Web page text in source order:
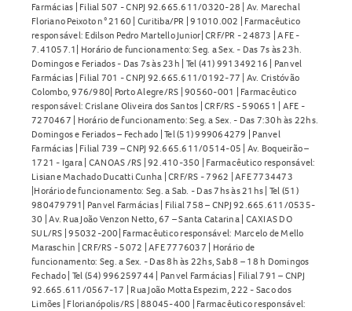
Farmácias | Filial 507 - CNPJ 92.665.611/0320-28 | Av. Marechal
Floriano Peixoto n° 2160 | Curitiba/PR | 91010.002 | Farmacêutico
responsável: Edilson Pedro Martello Junior| CRF/PR - 24873 | AFE -
7.41057.1| Horário de funcionamento: Seg. a Sex. - Das 7s às 23h.
Domingos e Feriados - Das 7s às 23h | Tel (41) 991349216 | Panvel
Farmácias | Filial 701 - CNPJ 92.665.611/0192-77 | Av. Cristóvão
Colombo, 976/980| Porto Alegre/RS | 90560-001 | Farmacêutico
responsável: Crislane Oliveira dos Santos | CRF/RS - 590651 | AFE -
7270467 | Horário de funcionamento: Seg. a Sex. - Das 7:30h às 22hs.
Domingos e Feriados – Fechado | Tel (51) 999064279 | Panvel
Farmácias | Filial 739 – CNPJ 92.665.611/0514-05 | Av. Boqueirão –
1721 - Igara | CANOAS /RS | 92.410-350 | Farmacêutico responsável:
Lisiane Machado Ducatti Cunha | CRF/RS - 7962 | AFE 7734473
|Horário de funcionamento: Seg. a Sab. - Das 7hs às 21hs | Tel (51)
980479791| Panvel Farmácias | Filial 758 – CNPJ 92.665.611/0535-
30 | Av. Rua João Venzon Netto, 67 – Santa Catarina | CAXIAS DO
SUL/RS | 95032-200| Farmacêutico responsável: Marcelo de Mello
Maraschin | CRF/RS - 5072 | AFE 7776037 | Horário de
funcionamento: Seg. a Sex. - Das 8h às 22hs, Sab 8 – 18 h Domingos
Fechado | Tel (54) 996259744 | Panvel Farmácias | Filial 791 – CNPJ
92.665.611/0567-17 | Rua João Motta Espezim, 222 - Saco dos
Limões | Florianópolis/RS | 88045-400 | Farmacêutico responsável: